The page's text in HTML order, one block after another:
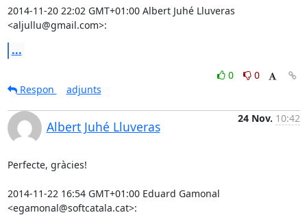
2014-11-20 22:02 GMT+01:00 Albert Juhé Lluveras
<aljullu@gmail.com>:
...
0
0
Respon
adjunts
Albert Juhé Lluveras
24 Nov. 10:42
Perfecte, gràcies!
2014-11-22 16:54 GMT+01:00 Eduard Gamonal
<egamonal@softcatala.cat>: